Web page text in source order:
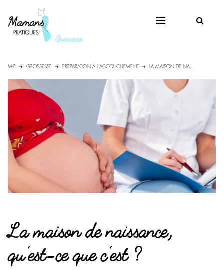
M-P GROSSESSE PRÉPARATION À L'ACCOUCHEMENT LA MAISON DE NA...
La maison de naissance,
qu’est-ce que c’est ?